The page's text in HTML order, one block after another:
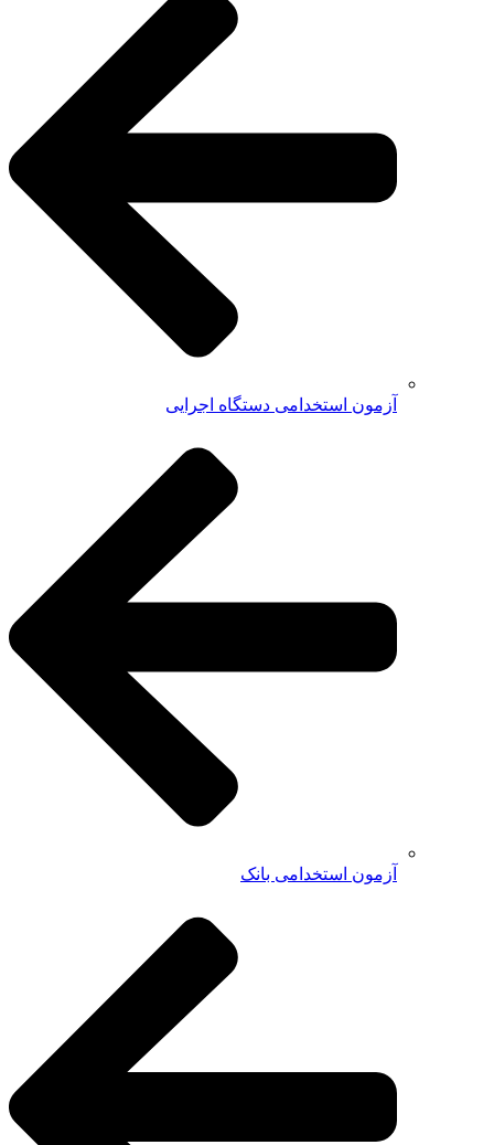
آزمون استخدامی دستگاه اجرایی
آزمون استخدامی بانک